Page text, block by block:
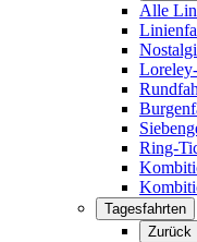
Alle
Ring-
Tagesfahrten
Zurück